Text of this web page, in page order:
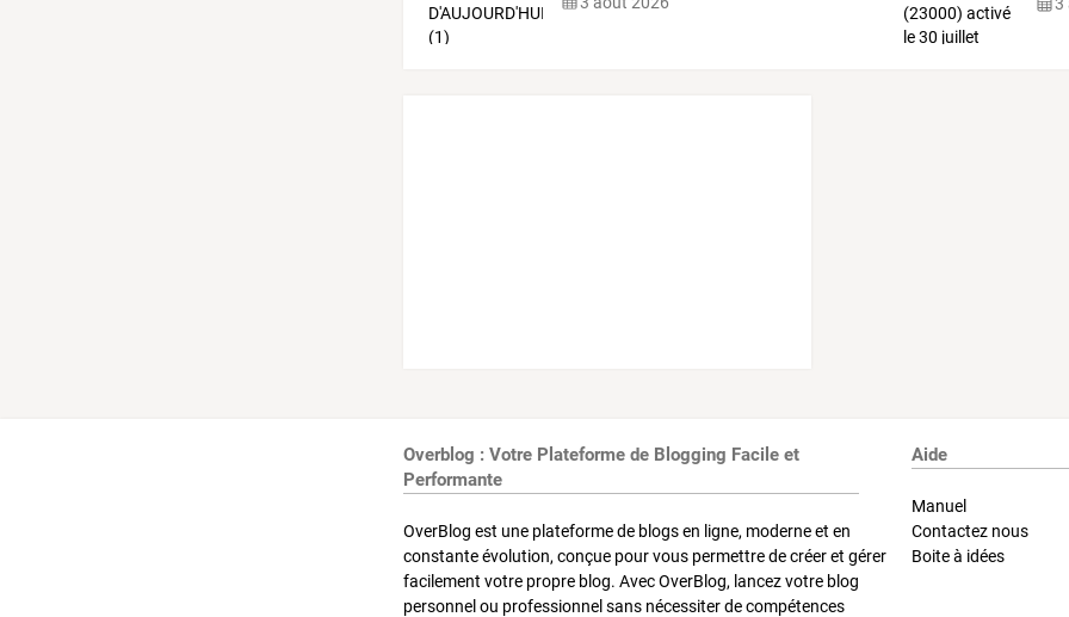
3
Overblog : Votre Plateforme de Blogging Facile et
Performante
OverBlog est une plateforme de blogs en ligne, moderne et en
constante évolution, conçue pour vous permettre de créer et gérer
facilement votre propre blog. Avec OverBlog, lancez votre blog
personnel ou professionnel sans nécessiter de compétences
Aide
Manuel
Contactez nous
Boite à idées